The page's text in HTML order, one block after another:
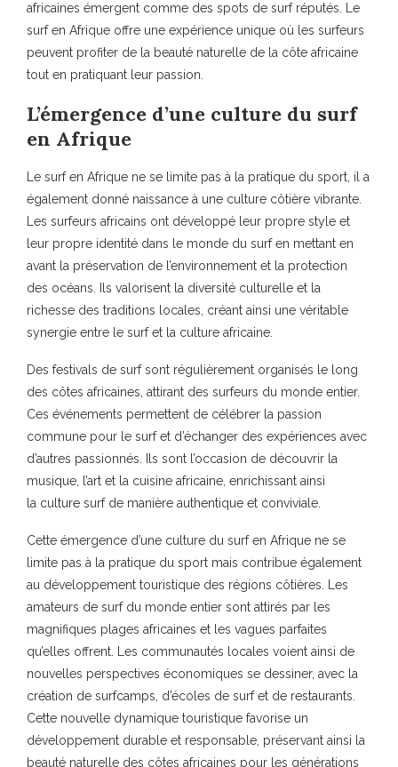
africaines émergent comme des spots de surf réputés. Le
surf en Afrique offre une expérience unique où les surfeurs
peuvent profiter de la beauté naturelle de la côte africaine
tout en pratiquant leur passion.
L’émergence d’une culture du surf
en Afrique
Le surf en Afrique ne se limite pas à la pratique du sport, il a
également donné naissance à une culture côtière vibrante.
Les surfeurs africains ont développé leur propre style et
leur propre identité dans le monde du surf en mettant en
avant la préservation de l’environnement et la protection
des océans. Ils valorisent la diversité culturelle et la
richesse des traditions locales, créant ainsi une véritable
synergie entre le surf et la culture africaine.
Des festivals de surf sont régulièrement organisés le long
des côtes africaines, attirant des surfeurs du monde entier.
Ces événements permettent de célébrer la passion
commune pour le surf et d’échanger des expériences avec
d’autres passionnés. Ils sont l’occasion de découvrir la
musique, l’art et la cuisine africaine, enrichissant ainsi
la culture surf de manière authentique et conviviale.
Cette émergence d’une culture du surf en Afrique ne se
limite pas à la pratique du sport mais contribue également
au développement touristique des régions côtières. Les
amateurs de surf du monde entier sont attirés par les
magnifiques plages africaines et les vagues parfaites
qu’elles offrent. Les communautés locales voient ainsi de
nouvelles perspectives économiques se dessiner, avec la
création de surfcamps, d’écoles de surf et de restaurants.
Cette nouvelle dynamique touristique favorise un
développement durable et responsable, préservant ainsi la
beauté naturelle des côtes africaines pour les générations